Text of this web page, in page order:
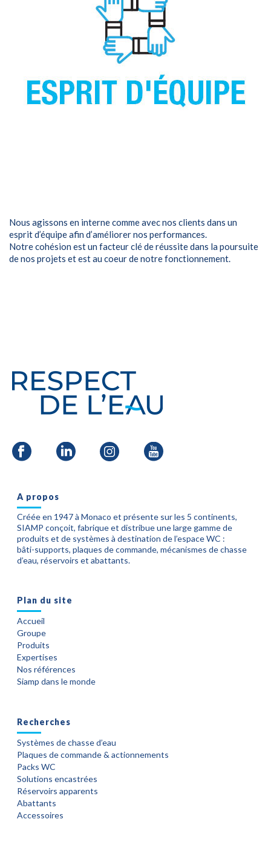
Nous agissons en interne comme avec nos clients dans un
esprit d’équipe afin d’améliorer nos performances.
Notre cohésion est un facteur clé de réussite dans la poursuite
de nos projets et est au coeur de notre fonctionnement.
A propos
Créée en 1947 à Monaco et présente sur les 5 continents,
SIAMP conçoit, fabrique et distribue une large gamme de
produits et de systèmes à destination de l’espace WC :
bâti-supports, plaques de commande, mécanismes de chasse
d’eau, réservoirs et abattants.
Plan du site
Accueil
Groupe
Produits
Expertises
Nos références
Siamp dans le monde
Recherches
Systèmes de chasse d’eau
Plaques de commande & actionnements
Packs WC
Solutions encastrées
Réservoirs apparents
Abattants
Accessoires